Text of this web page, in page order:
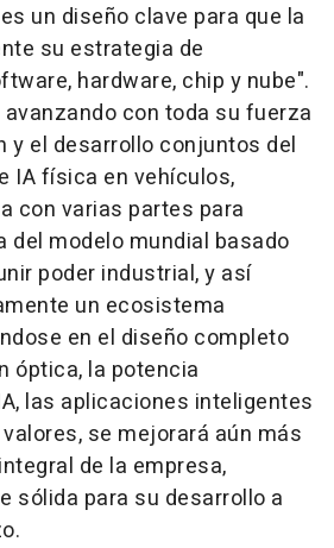
un diseño clave para que la
su estrategia de
hardware, chip y nube".
con toda su fuerza
y el desarrollo conjuntos del
IA física en vehículos,
con varias partes para
del modelo mundial basado
poder industrial, y así
un ecosistema
en el diseño completo
óptica, la potencia
las aplicaciones inteligentes
se mejorará aún más
de la empresa,
sólida para su desarrollo a